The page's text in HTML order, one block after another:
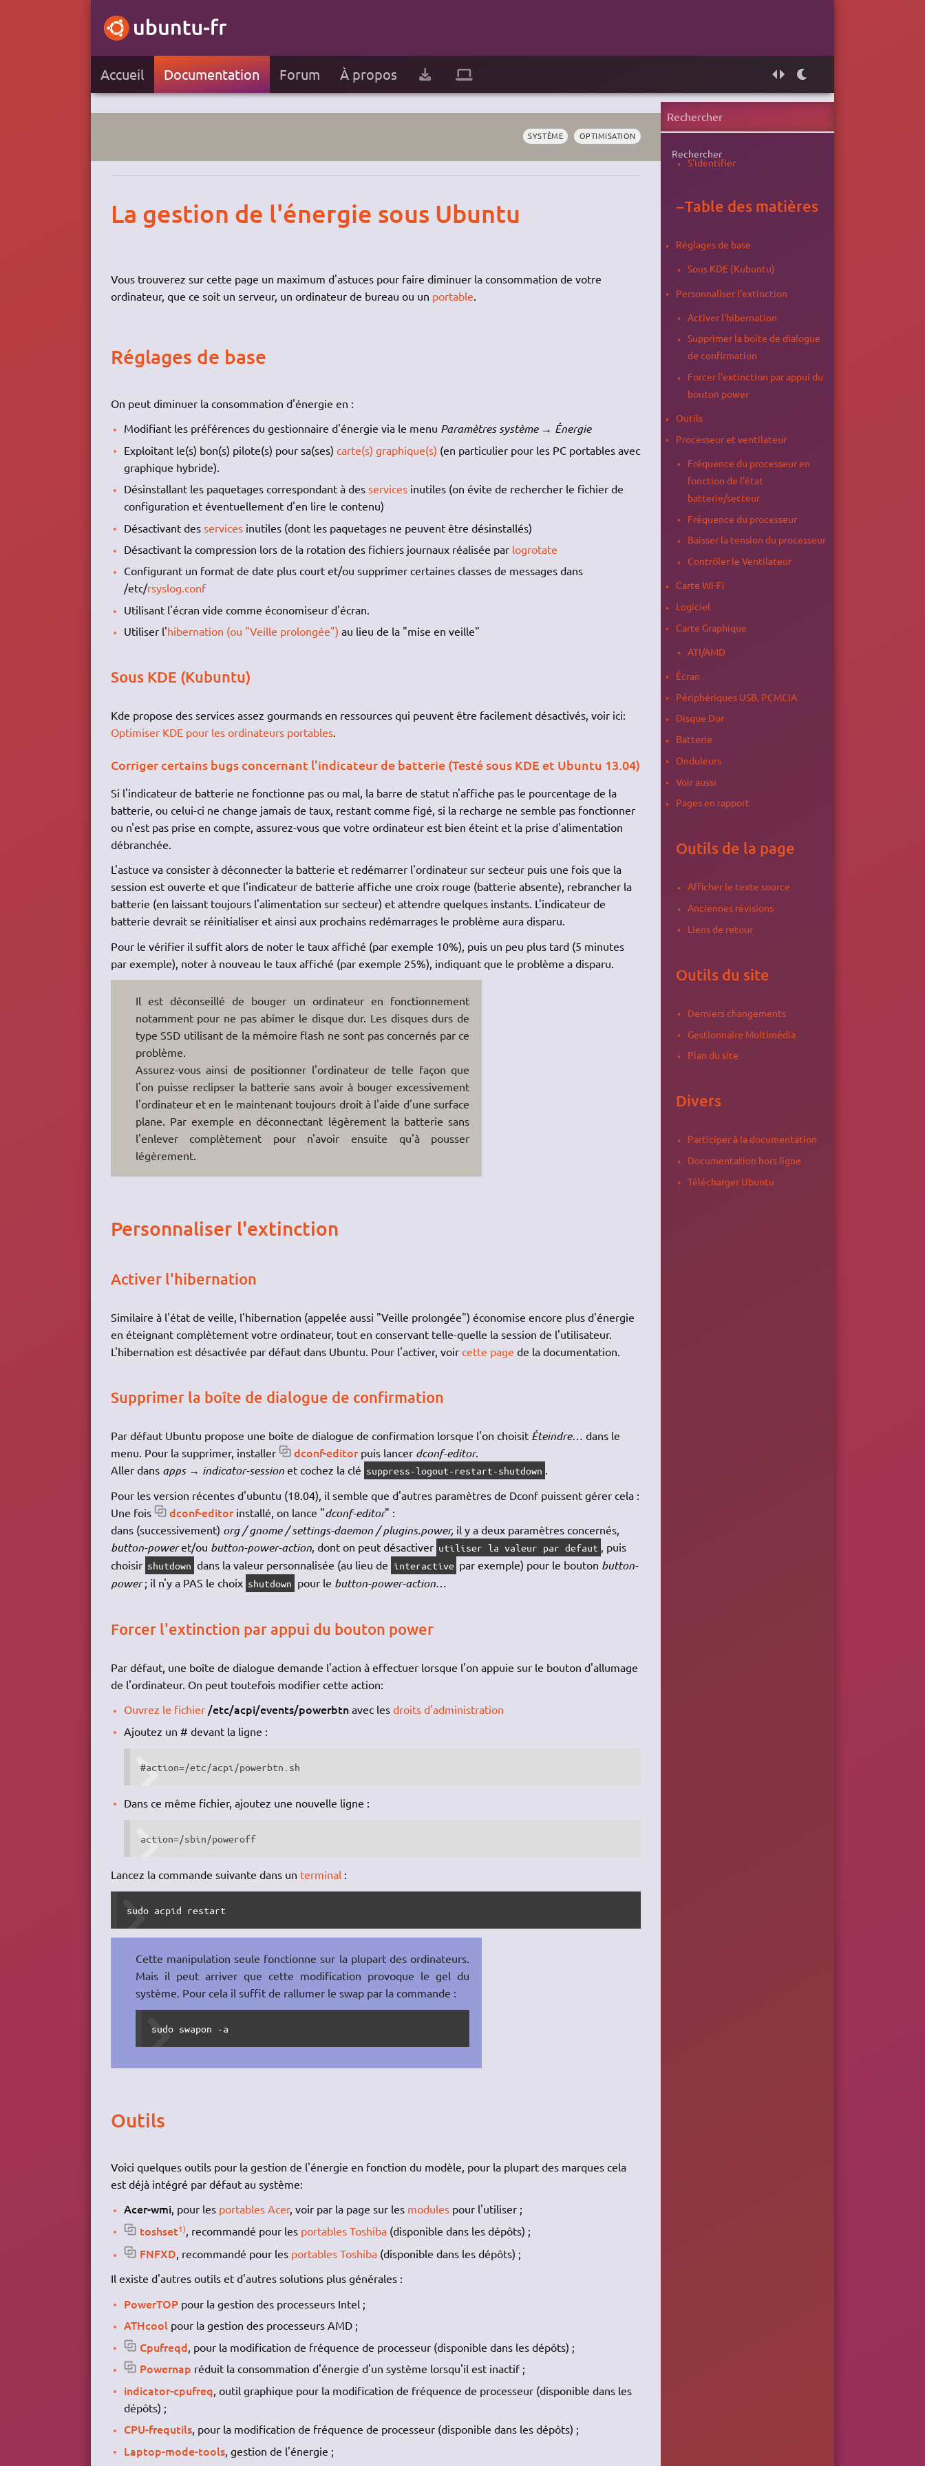
Accueil Documentation Forum À propos
SYSTÈME OPTIMISATION
La gestion de l'énergie sous Ubuntu
Vous trouverez sur cette page un maximum d'astuces pour faire diminuer la consommation de votre
ordinateur, que ce soit un serveur, un ordinateur de bureau ou un portable
Réglages de base
On peut diminuer la consommation d'énergie en :
Modifiant les préférences du gestionnaire d'énergie via le menu Paramètres système → Énergie
Exploitant le(s) bon(s) pilote(s) pour sa(ses)carte(s) graphique(s) (en particulier pour les PC portables avec
graphique hybride).
Désinstallant les paquetages correspondant à des services inutiles (on évite de rechercher le fichier de
configuration et éventuellement d'en lire le contenu)
Désactivant des services inutiles (dont les paquetages ne peuvent être désinstallés)
Désactivant la compression lors de la rotation des fichiers journaux réalisée par logrotate
Configurant un format de date plus court et/ou supprimer certaines classes de messages dans
/etc/rsyslog.conf
Utilisant l'écran vide comme économiseur d'écran.
Utiliser l'hibernation (ou "Veille prolongée") au lieu de la "mise en veille"
Sous KDE (Kubuntu)
Kde propose des services assez gourmands en ressources qui peuvent être facilement désactivés, voir ici:
Optimiser KDE pour les ordinateurs portables.
Corriger certains bugs concernant l'indicateur de batterie (Testé sous KDE et Ubuntu 13.04)
Si l'indicateur de batterie ne fonctionne pas ou mal, la barre de statut n'affiche pas le pourcentage de la
batterie, ou celui-ci ne change jamais de taux, restant comme figé, si la recharge ne semble pas fonctionner
ou n'est pas prise en compte, assurez-vous que votre ordinateur est bien éteint et la prise d'alimentation
débranchée.
L'astuce va consister à déconnecter la batterie et redémarrer l'ordinateur sur secteur puis une fois que la
session est ouverte et que l'indicateur de batterie affiche une croix rouge (batterie absente), rebrancher la
batterie (en laissant toujours l'alimentation sur secteur) et attendre quelques instants. L'indicateur de
batterie devrait se réinitialiser et ainsi aux prochains redémarrages le problème aura disparu.
Pour le vérifier il suffit alors de noter le taux affiché (par exemple 10%), puis un peu plus tard (5 minutes
par exemple), noter à nouveau le taux affiché (par exemple 25%), indiquant que le problème a disparu.
Il est déconseillé de bouger un ordinateur en fonctionnement
notamment pour ne pas abîmer le disque dur. Les disques durs de
type SSD utilisant de la mémoire flash ne sont pas concernés par ce
problème.
Assurez-vous ainsi de positionner l'ordinateur de telle façon que
l'on puisse reclipser la batterie sans avoir à bouger excessivement
l'ordinateur et en le maintenant toujours droit à l'aide d'une surface
plane. Par exemple en déconnectant légèrement la batterie sans
l'enlever complètement pour n'avoir ensuite qu'à pousser
légèrement.
Personnaliser l'extinction
Activer l'hibernation
Similaire à l'état de veille, l'hibernation (appelée aussi "Veille prolongée") économise encore plus d'énergie
en éteignant complètement votre ordinateur, tout en conservant telle-quelle la session de l'utilisateur.
L'hibernation est désactivée par défaut dans Ubuntu. Pour l'activer, voir cette page de la documentation.
Supprimer la boîte de dialogue de confirmation
Par défaut Ubuntu propose une boite de dialogue de confirmation lorsque l'on choisit Éteindre… dans le
menu. Pour la supprimer, installer
dconf-editorpuis lancer dconf-editor.
Aller dans apps → indicator-sessionet cochez la clé suppress-logout-restart-shutdown
Pour les version récentes d'ubuntu (18.04), il semble que d'autres paramètres de Dconf puissent gérer cela :
Une fois
dconf-editorinstallé, on lance "dconf-editor" :
dans (successivement) org / gnome / settings-daemon / plugins.power, il y a deux paramètres concernés,
button-poweret/ou button-power-action, dont on peut désactiver utiliser la valeur par defaut , puis
choisir shutdown dans la valeur personnalisée (au lieu de interactive par exemple) pour le bouton button-
power; il n'y a PAS le choix shutdown pour le button-power-action…
Forcer l'extinction par appui du bouton power
Par défaut, une boîte de dialogue demande l'action à effectuer lorsque l'on appuie sur le bouton d'allumage
de l'ordinateur. On peut toutefois modifier cette action:
Ouvrez le fichier /etc/acpi/events/powerbtn avec lesdroits d'administration
Ajoutez un # devant la ligne :
#action=/etc/acpi/powerbtn.sh
Dans ce même fichier, ajoutez une nouvelle ligne :
action=/sbin/poweroff
Lancez la commande suivante dans un terminal :
sudo acpid restart
Cette manipulation seule fonctionne sur la plupart des ordinateurs.
Mais il peut arriver que cette modification provoque le gel du
système. Pour cela il suffit de rallumer le swap par la commande :
sudo swapon -a
Outils
Voici quelques outils pour la gestion de l'énergie en fonction du modèle, pour la plupart des marques cela
est déjà intégré par défaut au système:
Acer-wmi, pour les portables Acer, voir par la page sur les modules pour l'utiliser ;
toshset1) , recommandé pour les portables Toshiba(disponible dans les dépôts) ;
FNFXD, recommandé pour les portables Toshiba(disponible dans les dépôts) ;
Il existe d'autres outils et d'autres solutions plus générales :
PowerTOP pour la gestion des processeurs Intel ;
ATHcool pour la gestion des processeurs AMD ;
Cpufreqd , pour la modification de fréquence de processeur (disponible dans les dépôts) ;
Powernap réduit la consommation d'énergie d'un système lorsqu'il est inactif ;
indicator-cpufreq , outil graphique pour la modification de fréquence de processeur (disponible dans les
dépôts) ;
CPU-frequtils, pour la modification de fréquence de processeur (disponible dans les dépôts) ;
Laptop-mode-tools , gestion de l'énergie ;
Rechercher
S'identifier
−Table des matières
Réglages de base
Sous KDE (Kubuntu)
Personnaliser l'extinction
Activer l'hibernation
Supprimer la boîte de dialogue
de confirmation
Forcer l'extinction par appui du
bouton power
Outils
Processeur et ventilateur
Fréquence du processeur en
fonction de l'état
batterie/secteur
Fréquence du processeur
Baisser la tension du processeur
Contrôler le Ventilateur
Carte Wi-Fi
Logiciel
Carte Graphique
ATI/AMD
Écran
Périphériques USB, PCMCIA
Disque Dur
Batterie
Onduleurs ​
Voir aussi
Pages en rapport
Outils de la page
Afficher le texte source
Anciennes révisions
Liens de retour
Outils du site
Derniers changements
Gestionnaire Multimédia
Plan du site
Divers
Participer à la documentation
Documentation hors ligne
Télécharger Ubuntu